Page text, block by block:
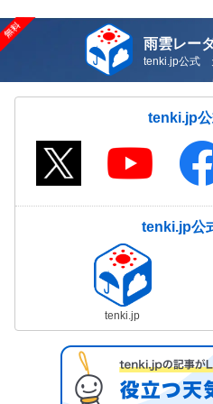
雨雲レー
tenki.jp公式
tenki.jp
tenki.jp公
tenki.jp